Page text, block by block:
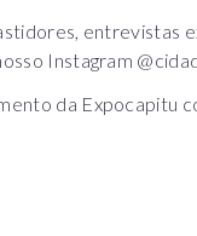
entrevistas
Instagram
da Expocapitu